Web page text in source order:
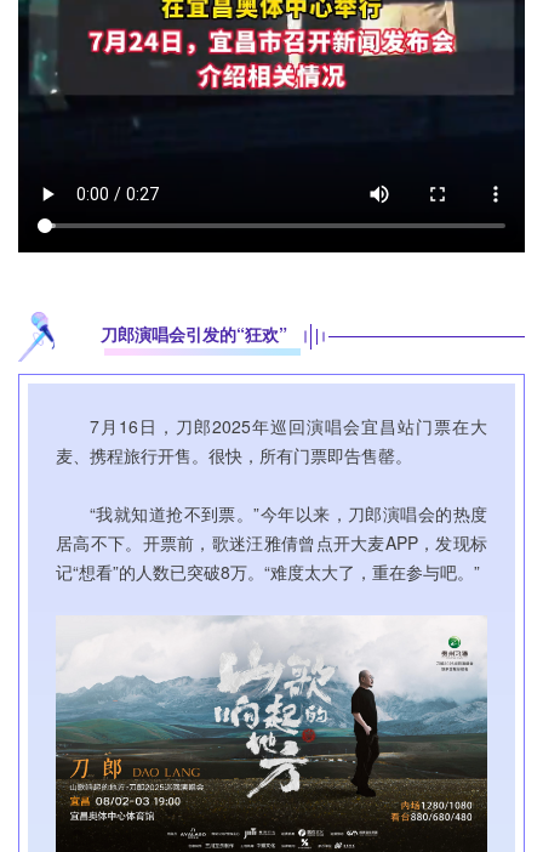
刀郎演唱会引发的“狂欢”
7月16日，刀郎2025年巡回演唱会宜昌站门票在大
麦、携程旅行开售。很快，所有门票即告售罄。
“我就知道抢不到票。”今年以来，刀郎演唱会的热度
居高不下。开票前，歌迷汪雅倩曾点开大麦APP，发现标
记“想看”的人数已突破8万。“难度太大了，重在参与吧。”